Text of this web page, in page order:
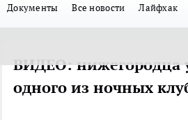
Документы Все новости Лайфхак
ВИДЕО: нижегородца
одного из ночных